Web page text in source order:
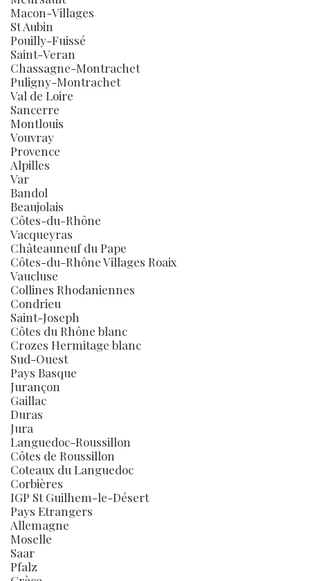
Macon-Villages
St Aubin
Pouilly-Fuissé
Saint-Veran
Chassagne-Montrachet
Puligny-Montrachet
Val de Loire
Sancerre
Montlouis
Vouvray
Provence
Alpilles
Var
Bandol
Beaujolais
Côtes-du-Rhône
Vacqueyras
Châteauneuf du Pape
Côtes-du-Rhône Villages Roaix
Vaucluse
Collines Rhodaniennes
Condrieu
Saint-Joseph
Côtes du Rhône blanc
Crozes Hermitage blanc
Sud-Ouest
Pays Basque
Jurançon
Gaillac
Duras
Jura
Languedoc-Roussillon
Côtes de Roussillon
Coteaux du Languedoc
Corbières
IGP St Guilhem-le-Désert
Pays Etrangers
Allemagne
Moselle
Saar
Pfalz